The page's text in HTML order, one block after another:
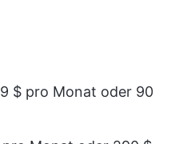
9 $ pro Monat oder 90